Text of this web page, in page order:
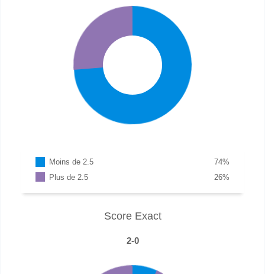
Moins de 2.5 %
74
Plus de 2.5
%
26
Score Exact
2-0